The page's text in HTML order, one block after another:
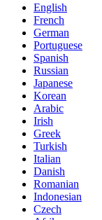
English
French
German
Portuguese
Spanish
Russian
Japanese
Korean
Arabic
Irish
Greek
Turkish
Italian
Danish
Romanian
Indonesian
Czech